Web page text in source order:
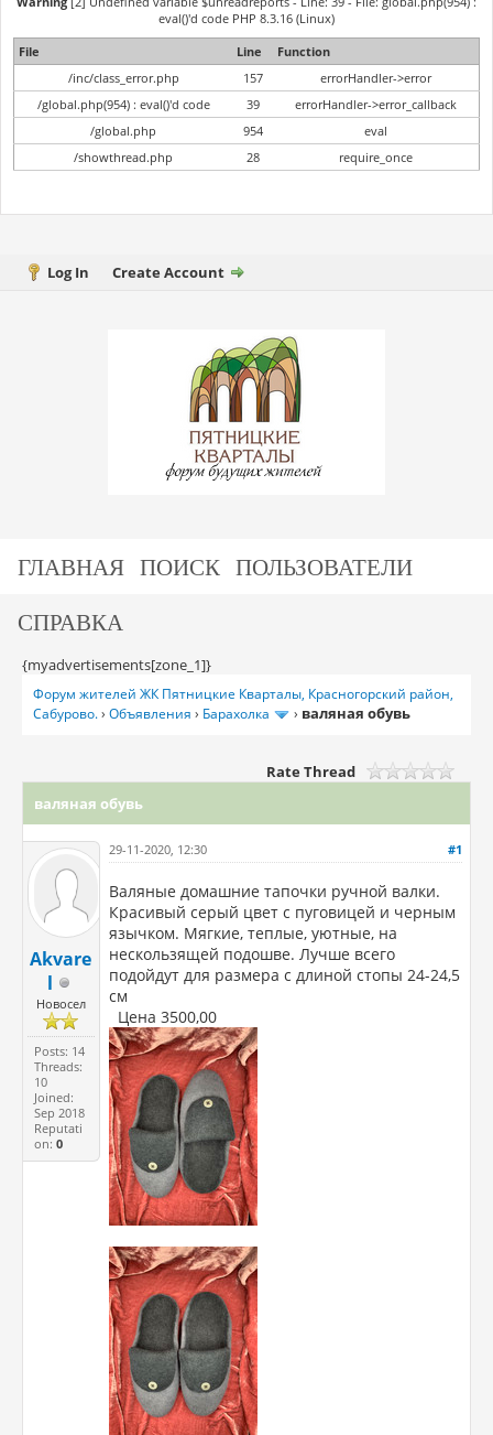
eval()'d code PHP 8.3.16 (Linux)
File
Line
Function
/inc/class_error.php
157
errorHandler->error
/global.php(954) : eval()'d code
39
errorHandler->error_callback
/global.php
954
eval
/showthread.php
28 require_once
Log In Create Account
ГЛАВНАЯ ПОИСК ПОЛЬЗОВАТЕЛИ
СПРАВКА
{myadvertisements[zone_1]}
Форум жителей ЖК Пятницкие Кварталы, Красногорский район,
Сабурово.› Объявления › Барахолка › валяная обувь
Rate Thread
валяная обувь
Akvare
l
Новосел
Posts: 14
Threads:
10
Joined:
Sep 2018
Reputati
on:0
#1
29-11-2020, 12:30
Валяные домашние тапочки ручной валки.
Красивый серый цвет с пуговицей и черным
язычком. Мягкие, теплые, уютные, на
нескользящей подошве. Лучше всего
подойдут для размера с длиной стопы 24-24,5
см
Цена 3500,00